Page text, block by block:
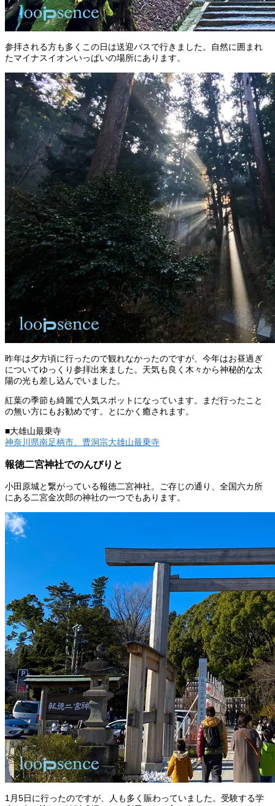
参拝される方も多くこの日は送迎バスで行きました。自然に囲まれ
たマイナスイオンいっぱいの場所にあります。
昨年は夕方頃に行ったので観れなかったのですが、今年はお昼過ぎ
についてゆっくり参拝出来ました。天気も良く木々から神秘的な太
陽の光も差し込んでいました。
紅葉の季節も綺麗で人気スポットになっています。まだ行ったこと
の無い方にもお勧めです。とにかく癒されます。
■大雄山最乗寺
神奈川県南足柄市、曹洞宗大雄山最乗寺
報徳二宮神社でのんびりと
小田原城と繋がっている報徳二宮神社。ご存じの通り、全国六カ所
にある二宮金次郎の神社の一つでもあります。
1月5日に行ったのですが、人も多く賑わっていました。受験する学